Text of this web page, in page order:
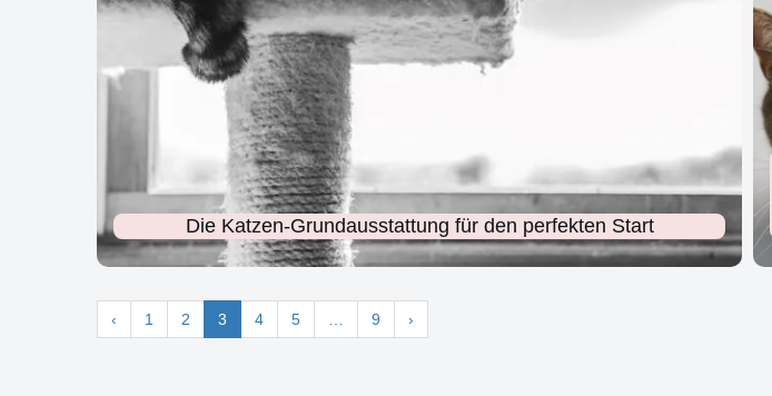
Die Katzen-Grundausstattung für den perfekten Start
‹ 1 2 3 4 5 … 9 ›